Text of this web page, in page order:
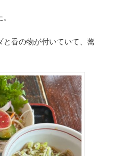
香の物が付いていて、蕎